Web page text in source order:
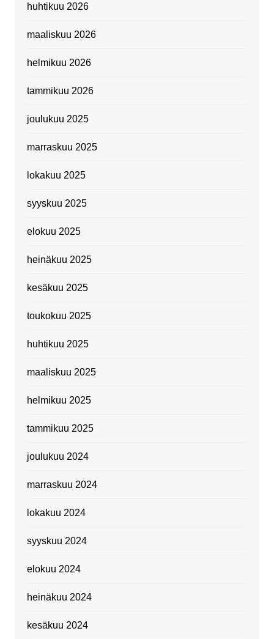
huhtikuu 2026
maaliskuu 2026
helmikuu 2026
tammikuu 2026
joulukuu 2025
marraskuu 2025
lokakuu 2025
syyskuu 2025
elokuu 2025
heinäkuu 2025
kesäkuu 2025
toukokuu 2025
huhtikuu 2025
maaliskuu 2025
helmikuu 2025
tammikuu 2025
joulukuu 2024
marraskuu 2024
lokakuu 2024
syyskuu 2024
elokuu 2024
heinäkuu 2024
kesäkuu 2024